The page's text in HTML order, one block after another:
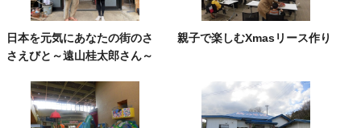
日本を元気にあなたの街のさ
さえびと～遠山桂太郎さん～
親子で楽しむXmasリース作り